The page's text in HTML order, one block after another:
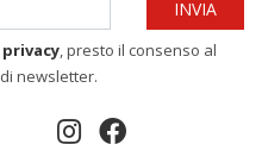
, presto il consenso al
newsletter.